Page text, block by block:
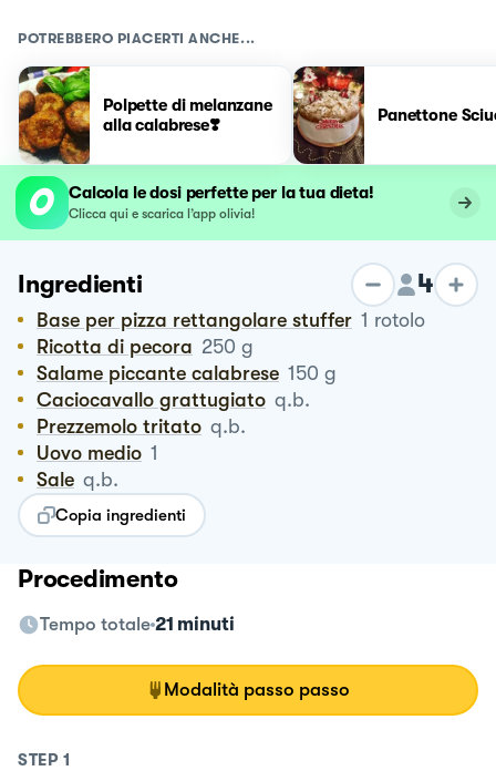
POTREBBERO PIACERTI ANCHE...
Polpette di melanzane
alla calabrese❣️
Panettone
Calcola le dosi perfette per la tua dieta!
Clicca qui e scarica l’app olivia!
Ingredienti 4
Base per pizza rettangolare stuffer 1 rotolo
Ricotta di pecora 250 g
Salame piccante calabrese 150 g
Caciocavallo grattugiato q.b.
Prezzemolo tritato q.b.
Uovo medio 1
Sale q.b.
Copia ingredienti
Procedimento
Tempo totale 21 minuti
Modalità passo passo
STEP 1